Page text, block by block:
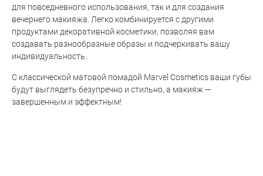
для повседневного использования, так и для создания
вечернего макияжа. Легко комбинируется с другими
продуктами декоративной косметики, позволяя вам
создавать разнообразные образы и подчеркивать вашу
индивидуальность.
С классической матовой помадой Marvel Cosmetics ваши губы
будут выглядеть безупречно и стильно, а макияж —
завершенным и эффектным!